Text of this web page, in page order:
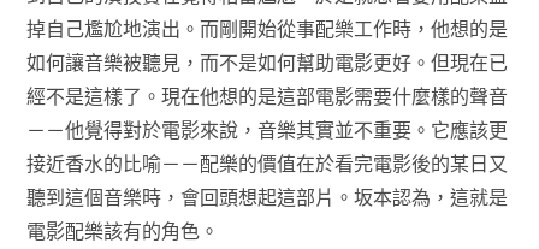
掉自己尷尬地演出。而剛開始從事配樂工作時，他想的是
如何讓音樂被聽見，而不是如何幫助電影更好。但現在已
經不是這樣了。現在他想的是這部電影需要什麼樣的聲音
－－他覺得對於電影來說，音樂其實並不重要。它應該更
接近香水的比喻－－配樂的價值在於看完電影後的某日又
聽到這個音樂時，會回頭想起這部片。坂本認為，這就是
電影配樂該有的角色。